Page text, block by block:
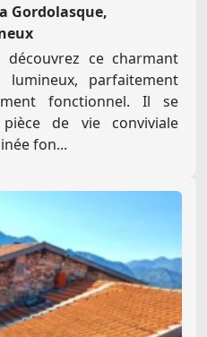
Gordolasque,
ce charmant
parfaitement
fonctionnel. Il se
de vie conviviale
fon...